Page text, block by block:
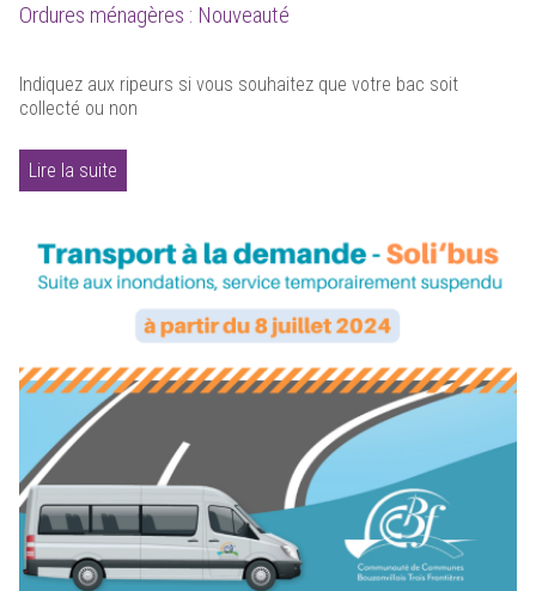
Ordures ménagères : Nouveauté
Indiquez aux ripeurs si vous souhaitez que votre bac soit
collecté ou non
Lire la suite